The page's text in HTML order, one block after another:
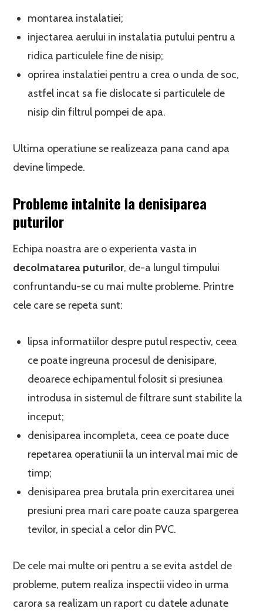
montarea instalatiei;
injectarea aerului in instalatia putului pentru a
ridica particulele fine de nisip;
oprirea instalatiei pentru a crea o unda de soc,
astfel incat sa fie dislocate si particulele de
nisip din filtrul pompei de apa.
Ultima operatiune se realizeaza pana cand apa
devine limpede.
Probleme intalnite la denisiparea
puturilor
Echipa noastra are o experienta vasta in
decolmatarea puturilor, de-a lungul timpului
confruntandu-se cu mai multe probleme. Printre
cele care se repeta sunt:
lipsa informatiilor despre putul respectiv, ceea
ce poate ingreuna procesul de denisipare,
deoarece echipamentul folosit si presiunea
introdusa in sistemul de filtrare sunt stabilite la
inceput;
denisiparea incompleta, ceea ce poate duce
repetarea operatiunii la un interval mai mic de
timp;
denisiparea prea brutala prin exercitarea unei
presiuni prea mari care poate cauza spargerea
tevilor, in special a celor din PVC.
De cele mai multe ori pentru a se evita astdel de
probleme, putem realiza inspectii video in urma
carora sa realizam un raport cu datele adunate